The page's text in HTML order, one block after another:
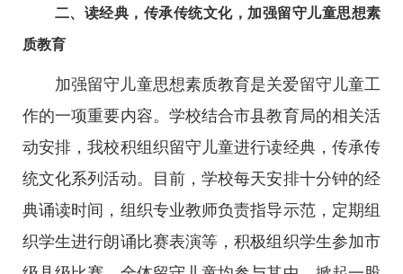
二、读经典，传承传统文化，加强留守儿童思想素
质教育
加强留守儿童思想素质教育是关爱留守儿童工
作的一项重要内容。学校结合市县教育局的相关活
动安排，我校积组织留守儿童进行读经典，传承传
统文化系列活动。目前，学校每天安排十分钟的经
典诵读时间，组织专业教师负责指导示范，定期组
织学生进行朗诵比赛表演等，积极组织学生参加市